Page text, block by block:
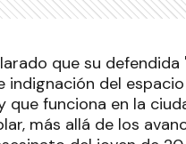
que su
indignación del
funciona en la
más allá de los